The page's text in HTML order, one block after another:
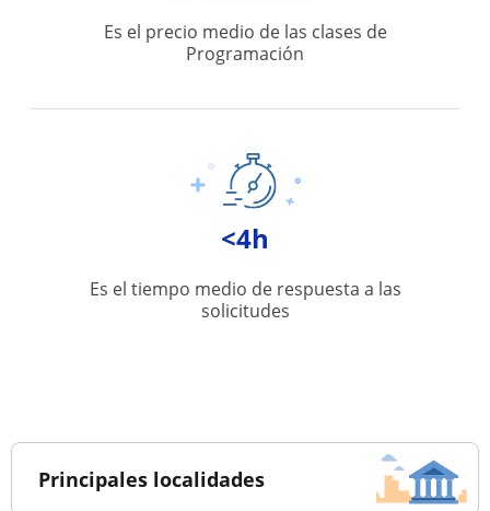
Es el precio medio de las clases de
Programación
<4h
Es el tiempo medio de respuesta a las
solicitudes
Principales localidades